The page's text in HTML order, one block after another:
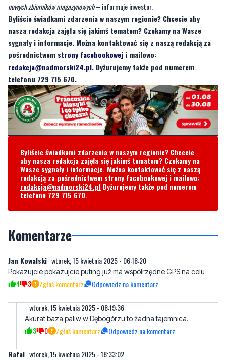
sygnały i informacje. Można kontaktować się z naszą redakcją za
pośrednictwemstrony facebookoweji mailowo:
redakcja@nadmorski24.pl. Dyżurujemy także pod numerem
telefonu 729 715 670.
Byliście świadkami zdarzenia w naszym regionie? Chcecie
aby nasza redakcja zajęła się jakimś tematem? Czekamy na
Wasze sygnały i informacje. Można kontaktować się z naszą
redakcja@nadmorski24.plDyżurujemy także pod numerem
telefonu729 715 670.
Komentarze
Pokazujcie pokazujcie puting już ma współrzędne GPS na celu
wtorek, 15 kwietnia 2025 - 08:19:36
Akurat baza paliw w Dębogórzu to żadna tajemnica.
wtorek, 15 kwietnia 2025 - 18:33:02
Ciekawe czy dalej będzie pompowane paliwo z falochronu w
statku to masakra pchasz i pchasz teraz już niestety nie paliwo z